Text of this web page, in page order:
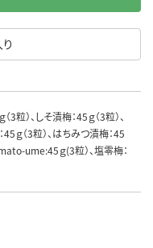
3粒）、しそ漬梅：45ｇ（3粒）、
45ｇ（3粒）、はちみつ漬梅：45
ume:45ｇ(3粒）、塩零梅：